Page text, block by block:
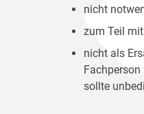
nicht
zum Teil
nicht als
sollte